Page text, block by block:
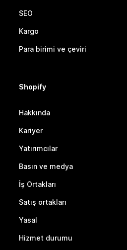
SEO
Kargo
Para birimi ve çeviri
Shopify
Hakkında
Kariyer
Yatırımcılar
Basın ve medya
İş Ortakları
Satış ortakları
Yasal
Hizmet durumu